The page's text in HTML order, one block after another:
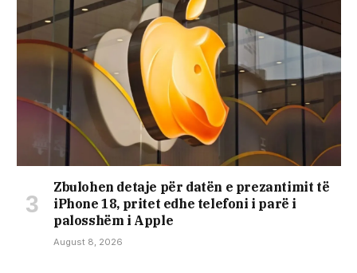
Zbulohen detaje për datën e prezantimit të
iPhone 18, pritet edhe telefoni i parë i
palosshëm i Apple
August 8, 2026